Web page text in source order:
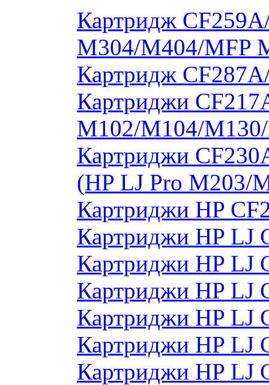
Картридж
M304/M404/MFP
Картридж
Картриджи
M102/M104/
Картриджи
(HP LJ Pro M203/
Картриджи HP
Картриджи HP LJ
Картриджи HP LJ
Картриджи HP LJ
Картриджи HP LJ
Картриджи HP LJ
Картриджи HP LJ